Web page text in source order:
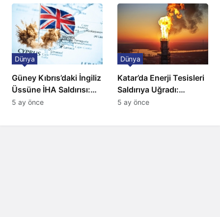
Düzenleme
Güney Kıbrıs’daki İngiliz
Üssüne İHA Saldırısı:
Patlama, Sirenler ve
Dünya
5 ay önce
Katar’da Enerji Tesisleri
Saldırıya Uğradı:
Avrupa’da Doğalgaz
Dünya
5 ay önce